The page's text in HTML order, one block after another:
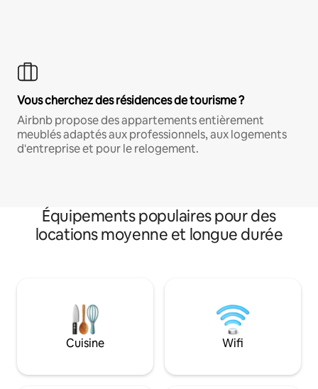
Vous cherchez des résidences de tourisme ?
Airbnb propose des appartements entièrement
meublés adaptés aux professionnels, aux logements
d'entreprise et pour le relogement.
Équipements populaires pour des
locations moyenne et longue durée
Cuisine Wifi